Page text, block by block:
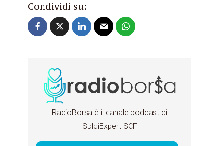
Condividi su:
RadioBorsa è il canale podcast di
SoldiExpert SCF